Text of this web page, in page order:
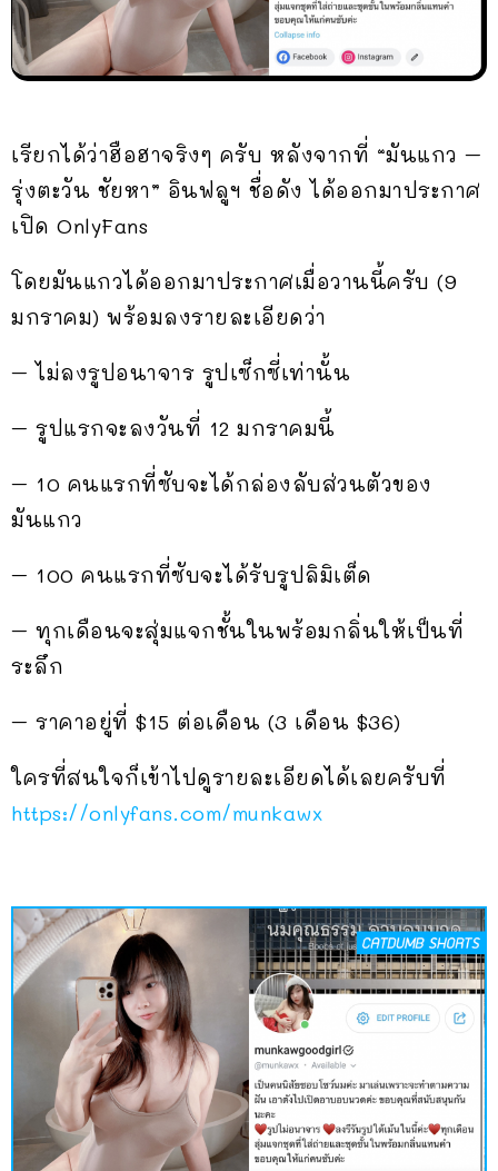
เรียกได้ว่าฮือฮาจริงๆ ครับ หลังจากที่ “มันแกว –
รุ่งตะวัน ชัยหา” อินฟลูฯ ชื่อดัง ได้ออกมาประกาศ
เปิด OnlyFans
โดยมันแกวได้ออกมาประกาศเมื่อวานนี้ครับ (9
มกราคม) พร้อมลงรายละเอียดว่า
– ไม่ลงรูปอนาจาร รูปเซ็กซี่เท่านั้น
– รูปแรกจะลงวันที่ 12 มกราคมนี้
– 10 คนแรกที่ซับจะได้กล่องลับส่วนตัวของ
มันแกว
– 100 คนแรกที่ซับจะได้รับรูปลิมิเต็ด
– ทุกเดือนจะสุ่มแจกชั้นในพร้อมกลิ่นให้เป็นที่
ระลึก
– ราคาอยู่ที่ $15 ต่อเดือน (3 เดือน $36)
ใครที่สนใจก็เข้าไปดูรายละเอียดได้เลยครับที่
https://onlyfans.com/munkawx